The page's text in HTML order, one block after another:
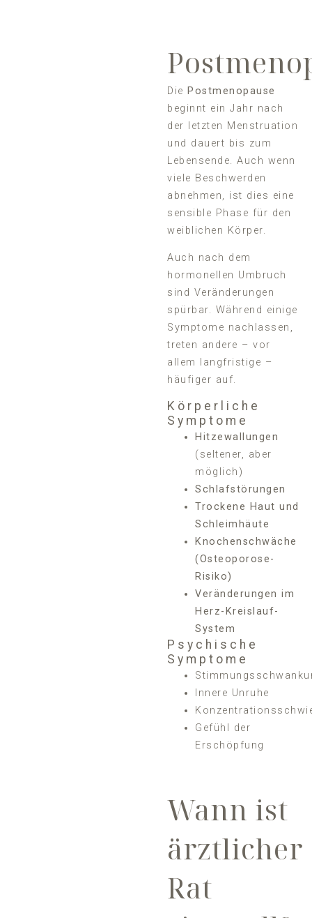
Die Postmenopause
beginnt ein Jahr nach
der letzten Menstruation
und dauert bis zum
Lebensende. Auch wenn
viele Beschwerden
abnehmen, ist dies eine
sensible Phase für den
weiblichen Körper.
Auch nach dem
hormonellen Umbruch
sind Veränderungen
spürbar. Während einige
Symptome nachlassen,
treten andere – vor
allem langfristige –
häufiger auf.
Körperliche
Symptome
Hitzewallungen
(seltener, aber
möglich)
Schlafstörungen
Trockene Haut und
Schleimhäute
Knochenschwäche
(Osteoporose-
Risiko)
Veränderungen im
Herz-Kreislauf-
System
Psychische
Symptome
Innere Unruhe
Gefühl der
Erschöpfung
Wann ist
ärztlicher
Rat